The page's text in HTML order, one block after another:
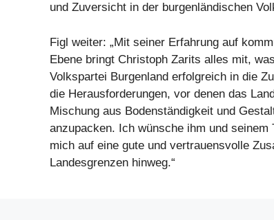
und Zuversicht in der burgenländischen
Figl weiter: „Mit seiner Erfahrung auf
Ebene bringt Christoph Zarits alles mit,
Volkspartei Burgenland erfolgreich in die
die Herausforderungen, vor denen das
Mischung aus Bodenständigkeit und
anzupacken. Ich wünsche ihm und seinem
mich auf eine gute und vertrauensvolle
Landesgrenzen hinweg.“